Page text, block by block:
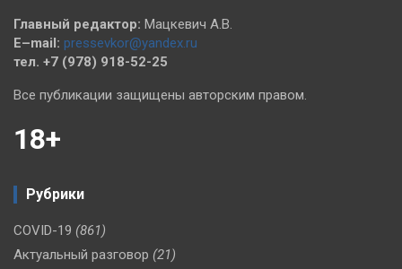
Главный редактор: Мацкевич А.В.
E–mail: pressevkor@yandex.ru
тел. +7 (978) 918-52-25
Все публикации защищены авторским правом.
18+
Рубрики
COVID-19 (861)
Актуальный разговор (21)